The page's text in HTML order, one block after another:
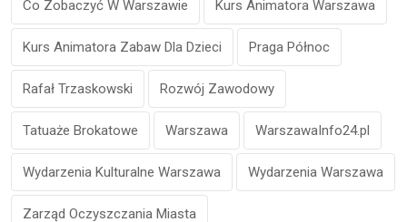
Co Zobaczyć W Warszawie Kurs Animatora Warszawa
Kurs Animatora Zabaw Dla Dzieci Praga Północ
Rafał Trzaskowski Rozwój Zawodowy
Tatuaże Brokatowe Warszawa WarszawaInfo24.pl
Wydarzenia Kulturalne Warszawa Wydarzenia Warszawa
Zarząd Oczyszczania Miasta